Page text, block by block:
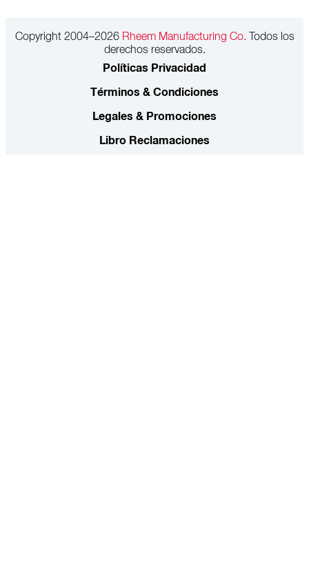
Copyright 2004–2026Rheem Manufacturing Co. Todos los
derechos reservados.
Políticas Privacidad
Términos & Condiciones
Legales & Promociones
Libro Reclamaciones